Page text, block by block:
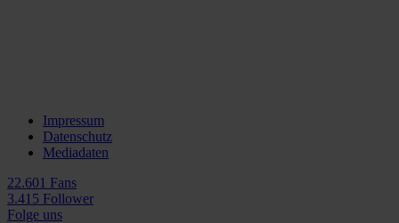
Impressum
Datenschutz
Mediadaten
22.601 Fans
3.415 Follower
Folge uns